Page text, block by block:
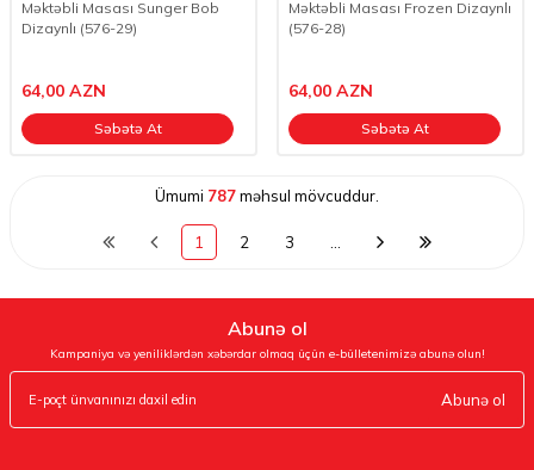
Məktəbli Masası Sunger Bob
Dizaynlı (576-29)
64,00 AZN
Səbətə At
Məktəbli Masası Frozen Dizaynlı
(576-28)
64,00 AZN
Səbətə At
Ümumi 787məhsul mövcuddur.
1 2 3
Abunə ol
Kampaniya və yeniliklərdən xəbərdar olmaq üçün e-bülletenimizə abunə olun!
Abunə ol